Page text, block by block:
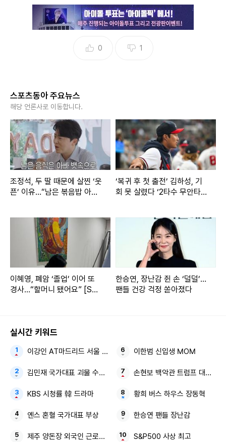
0 1
스포츠동아 주요뉴스
해당 언론사로 이동합니다.
조정석, 두 딸 때문에 살찐 ‘웃
픈’ 이유…“남은 볶음밥 아까
‘복귀 후 첫 출전’ 김하성, 기
회 못 살렸다 ‘2타수 무안타
이혜영, 폐암 ‘졸업’ 이어 또
경사…“할머니 됐어요” [SD
한승연, 장난감 쥔 손 ‘덜덜’…
팬들 건강 걱정 쏟아졌다
실시간 키워드
이강인 AT마드리드 서울 3대
김민재 국가대표 괴물 수비수 남아공전 졸전
KBS 시청률 韓 드라마
옌스 혼혈 국가대표 부상
제주 양돈장 외국인 근로자 질식해 숨져
이한범 신입생 MOM
손현보 백악관 트럼프 대통령
황희 버스 하우스 장동혁
한승연 팬들 장난감
S&P500 사상 최고